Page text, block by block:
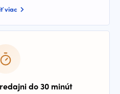
viac
do 30 minút